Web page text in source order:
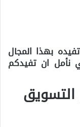
بهذا المجال
نأمل ان تفيدكم